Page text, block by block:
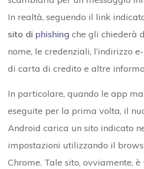
In realtà, seguendo il link
sito di phishing che gli chiederà
nome, le credenziali, l’indirizzo
di carta di credito e altre
In particolare, quando le app
eseguite per la prima volta, il
Android carica un sito indicato
impostazioni utilizzando il
Chrome. Tale sito, ovviamente,